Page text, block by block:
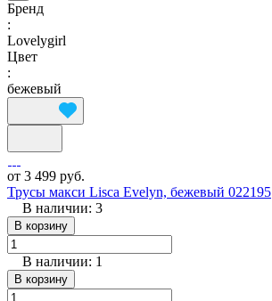
Бренд
:
Lovelygirl
Цвет
:
бежевый
от 3 499 руб.
Трусы макси Lisca Evelyn, бежевый 022195
В наличии: 3
В корзину
В наличии: 1
В корзину